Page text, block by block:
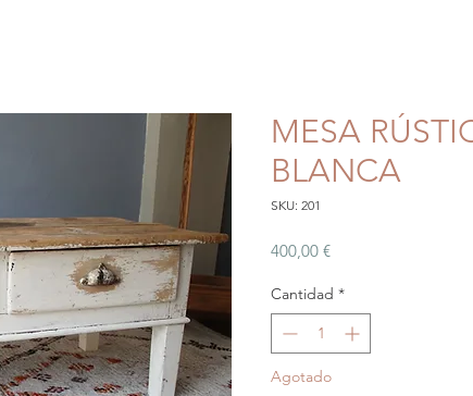
MESA
BLANCA
SKU: 201
400,00 €Precio
Cantidad *
Agotado